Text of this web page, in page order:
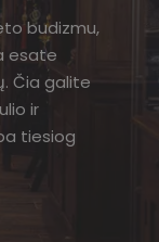
budizmu,
esate
Čia galite
ir
tiesiog